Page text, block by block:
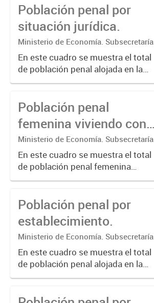
ingresar al establecimiento penal
(desocupado, trabajador de...
Población penal por
situación jurídica.
Ministerio de Economía. Subsecretaría
de Coordinación Económica y
Estadística. Dirección Provincial de
Estadística.
En este cuadro se muestra el total
de población penal alojada en la
provincia de Buenos Aires por
condenados, otra situación).
Población penal
femenina viviendo con
hijos en el
establecimiento penal.
Ministerio de Economía. Subsecretaría
de Coordinación Económica y
Estadística. Dirección Provincial de
Estadística.
En este cuadro se muestra el total
de población penal femenina
alojada en la provincia de Buenos
Población penal por
establecimiento.
Ministerio de Economía. Subsecretaría
de Coordinación Económica y
Estadística. Dirección Provincial de
Estadística.
En este cuadro se muestra el total
de población penal alojada en la
provincia de Buenos Aires por